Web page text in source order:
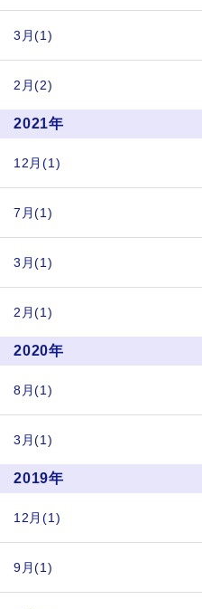
3月(1)
2月(2)
2021年
12月(1)
7月(1)
3月(1)
2月(1)
2020年
8月(1)
3月(1)
2019年
12月(1)
9月(1)